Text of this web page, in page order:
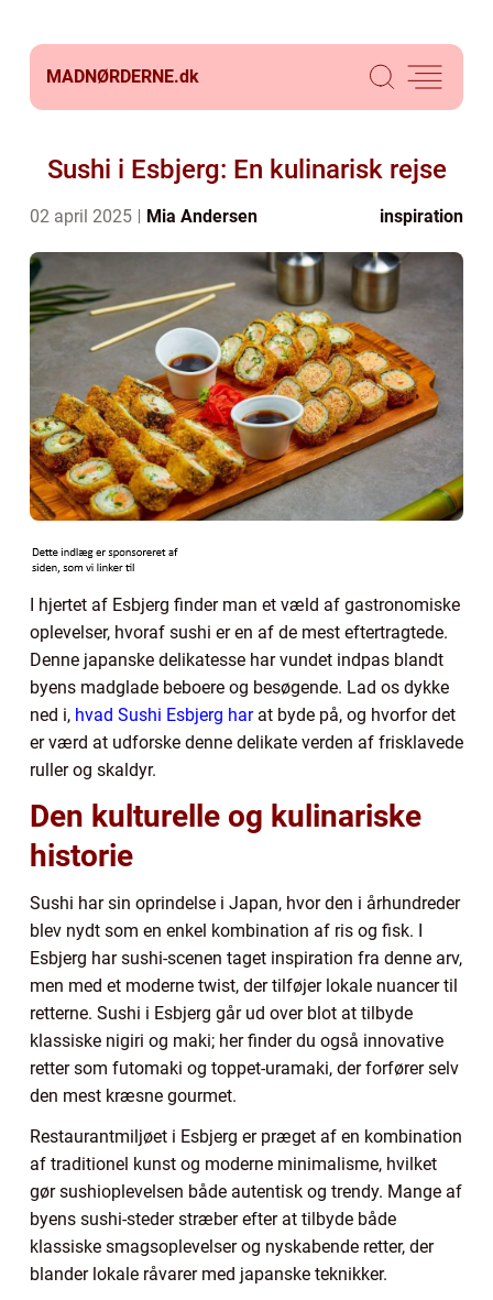
MADNØRDERNE.dk
Sushi i Esbjerg: En kulinarisk rejse
02 april 2025 Mia Andersen inspiration
I hjertet af Esbjerg finder man et væld af gastronomiske
oplevelser, hvoraf sushi er en af de mest eftertragtede.
Denne japanske delikatesse har vundet indpas blandt
byens madglade beboere og besøgende. Lad os dykke
ned i, hvad Sushi Esbjerg harat byde på, og hvorfor det
er værd at udforske denne delikate verden af frisklavede
ruller og skaldyr.
Den kulturelle og kulinariske
historie
Sushi har sin oprindelse i Japan, hvor den i århundreder
blev nydt som en enkel kombination af ris og fisk. I
Esbjerg har sushi-scenen taget inspiration fra denne arv,
men med et moderne twist, der tilføjer lokale nuancer til
retterne. Sushi i Esbjerg går ud over blot at tilbyde
klassiske nigiri og maki; her finder du også innovative
retter som futomaki og toppet-uramaki, der forfører selv
den mest kræsne gourmet.
Restaurantmiljøet i Esbjerg er præget af en kombination
af traditionel kunst og moderne minimalisme, hvilket
gør sushioplevelsen både autentisk og trendy. Mange af
byens sushi-steder stræber efter at tilbyde både
klassiske smagsoplevelser og nyskabende retter, der
blander lokale råvarer med japanske teknikker.